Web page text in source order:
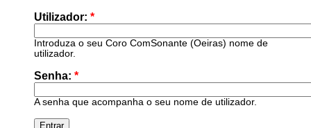
Utilizador: *
Introduza o seu Coro ComSonante (Oeiras) nome de
utilizador.
Senha: *
A senha que acompanha o seu nome de utilizador.